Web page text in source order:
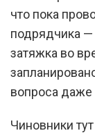
что пока
подрядчика
затяжка во
вопроса даже
Чиновники